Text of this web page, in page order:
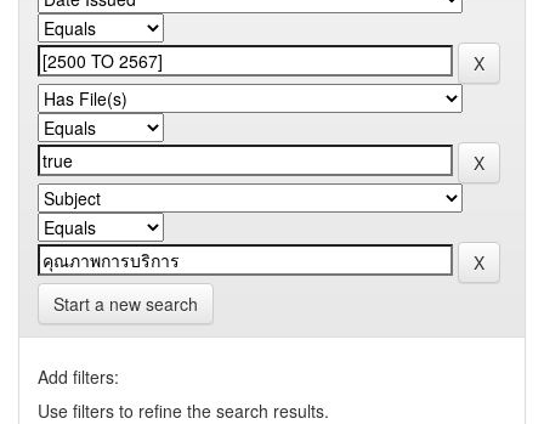
Start a new search
Add filters:
Use filters to refine the search results.